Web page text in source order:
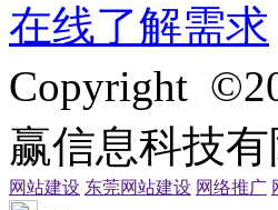
在线了解需求
Copyright
赢信息科技
网站建设 东莞网站建设 网络推广